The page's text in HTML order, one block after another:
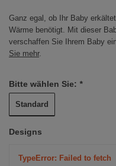
Ganz egal, ob Ihr Baby
Wärme benötigt. Mit dieser
verschaffen Sie Ihrem Baby
Sie mehr.
Bitte wählen Sie: *
Standard
Designs
TypeError: Failed to fetch